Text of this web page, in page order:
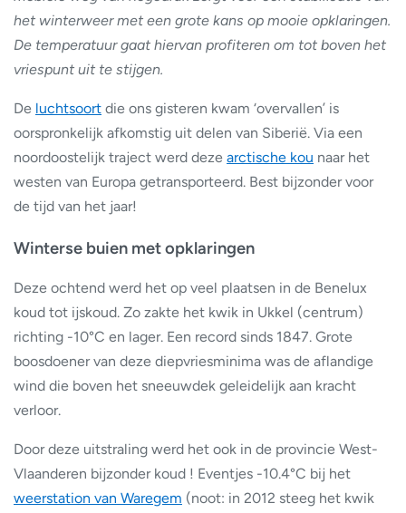
het winterweer met een grote kans op mooie opklaringen.
De temperatuur gaat hiervan profiteren om tot boven het
vriespunt uit te stijgen.
De luchtsoort die ons gisteren kwam ‘overvallen’ is
oorspronkelijk afkomstig uit delen van Siberië. Via een
noordoostelijk traject werd deze arctische kou naar het
westen van Europa getransporteerd. Best bijzonder voor
de tijd van het jaar!
Winterse buien met opklaringen
Deze ochtend werd het op veel plaatsen in de Benelux
koud tot ijskoud. Zo zakte het kwik in Ukkel (centrum)
richting -10°C en lager. Een record sinds 1847. Grote
boosdoener van deze diepvriesminima was de aflandige
wind die boven het sneeuwdek geleidelijk aan kracht
verloor.
Door deze uitstraling werd het ook in de provincie West-
Vlaanderen bijzonder koud ! Eventjes -10.4°C bij het
weerstation van Waregem (noot: in 2012 steeg het kwik